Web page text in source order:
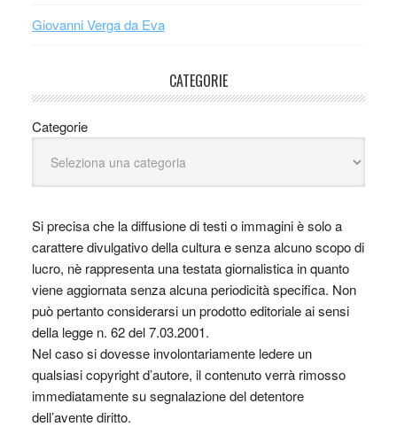
Giovanni Verga da Eva
CATEGORIE
Categorie
Si precisa che la diffusione di testi o immagini è solo a
carattere divulgativo della cultura e senza alcuno scopo di
lucro, nè rappresenta una testata giornalistica in quanto
viene aggiornata senza alcuna periodicità specifica. Non
può pertanto considerarsi un prodotto editoriale ai sensi
della legge n. 62 del 7.03.2001.
Nel caso si dovesse involontariamente ledere un
qualsiasi copyright d’autore, il contenuto verrà rimosso
immediatamente su segnalazione del detentore
dell’avente diritto.